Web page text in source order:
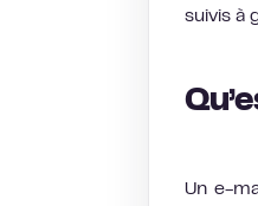
suivis à
Un e-